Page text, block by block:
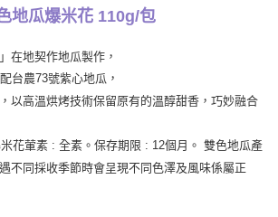
當下不需立刻繳費，但若您需要取消訂單，請聯絡
先享後付 」之結帳頁面顯示為準，若有關於
取消欲退款等相關疑問，請聯繫「AFTEE先享後付
netprotections.freshdesk.com/support/home
有限公司提供之「AFTEE先享後付」服務完成之交
圍內提供個人資料，並將交易相關給付款項請求債
宜，請瀏覽以下網址：
含以上)免運費
含以上)免運費
含以上)免運費
含以上)免運費
地瓜爆米花 110g/包
在地契作地瓜製作，
台農73號紫心地瓜，
以高溫烘烤技術保留原有的溫醇甜香，巧妙融合
花葷素 : 全素。保存期限 : 12個月。 雙色地瓜產
不同採收季節時會呈現不同色澤及風味係屬正